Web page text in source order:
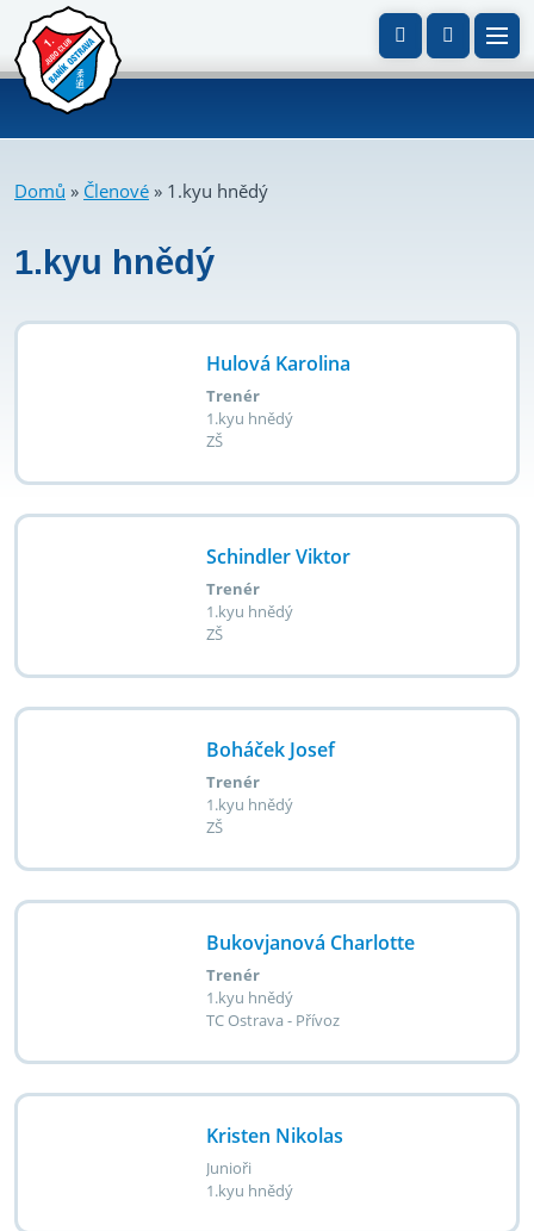
Domů » Členové » 1.kyu hnědý
1.kyu hnědý
Hulová Karolina
Trenér
1.kyu hnědý
ZŠ
Schindler Viktor
Trenér
1.kyu hnědý
ZŠ
Boháček Josef
Trenér
1.kyu hnědý
ZŠ
Bukovjanová Charlotte
Trenér
1.kyu hnědý
TC Ostrava - Přívoz
Kristen Nikolas
Junioři
1.kyu hnědý